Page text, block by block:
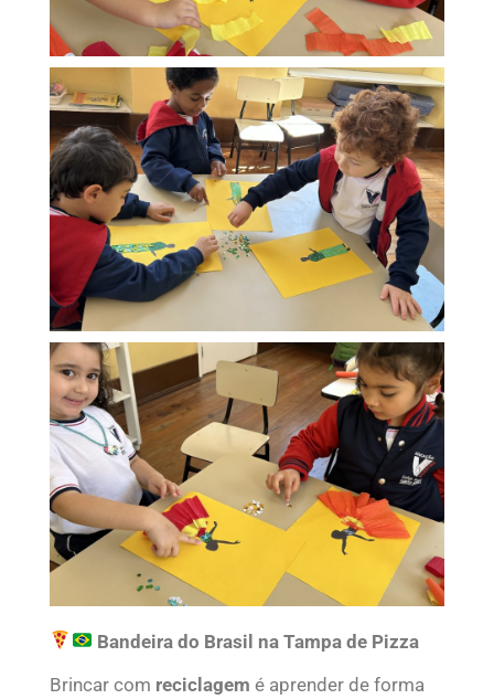
Bandeira do Brasil na Tampa de Pizza
Brincar com reciclagem é aprender de forma